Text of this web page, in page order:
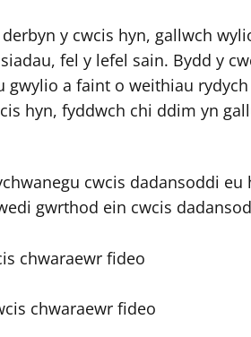
y cwcis hyn, gallwch
fel y lefel sain. Bydd y
gwylio a faint o weithiau
hyn, fyddwch chi ddim yn
cwcis dadansoddi
gwrthod ein cwcis
chwaraewr fideo
chwaraewr fideo